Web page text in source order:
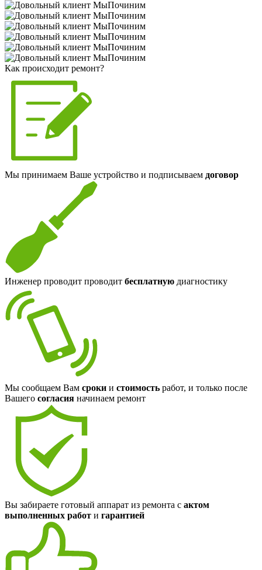
Как происходит ремонт?
Мы принимаем Ваше устройство и подписываем договор
Инженер проводит проводит бесплатную диагностику
Мы сообщаем Вам сроки и стоимость работ, и только после
Вашего согласия начинаем ремонт
Вы забираете готовый аппарат из ремонта с актом
выполненных работ и гарантией